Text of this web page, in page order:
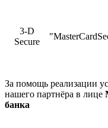
3-D
Secure
За помощь реализации
нашего партнёра в лице
банка